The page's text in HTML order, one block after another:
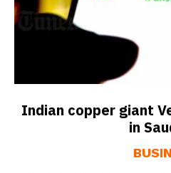
Indian copper giant
in